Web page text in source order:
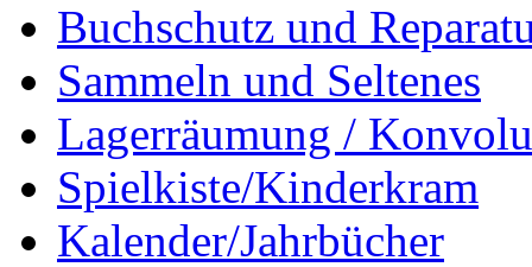
Buchschutz und
Sammeln und Seltenes
Lagerräumung /
Spielkiste/Kinderkram
Kalender/Jahrbücher